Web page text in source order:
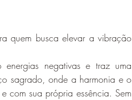
quem busca elevar a vibração
negativas e traz uma
sagrado, onde a harmonia e o
com sua própria essência. Sem